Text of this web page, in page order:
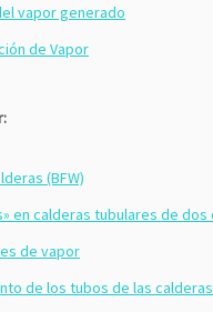
vapor generado
de Vapor
(BFW)
en calderas tubulares de
de vapor
de los tubos de las calderas